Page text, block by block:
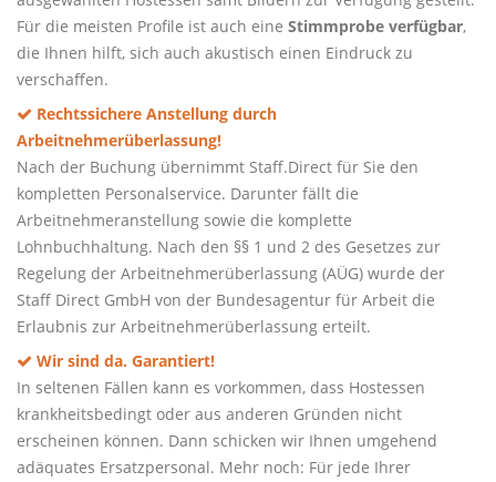
Für die meisten Profile ist auch eine Stimmprobe verfügbar,
die Ihnen hilft, sich auch akustisch einen Eindruck zu
verschaffen.
Rechtssichere Anstellung durch
Arbeitnehmerüberlassung!
Nach der Buchung übernimmt Staff.Direct für Sie den
kompletten Personalservice. Darunter fällt die
Arbeitnehmeranstellung sowie die komplette
Lohnbuchhaltung. Nach den §§ 1 und 2 des Gesetzes zur
Regelung der Arbeitnehmerüberlassung (AÜG) wurde der
Staff Direct GmbH von der Bundesagentur für Arbeit die
Erlaubnis zur Arbeitnehmerüberlassung erteilt.
Wir sind da. Garantiert!
In seltenen Fällen kann es vorkommen, dass Hostessen
krankheitsbedingt oder aus anderen Gründen nicht
erscheinen können. Dann schicken wir Ihnen umgehend
adäquates Ersatzpersonal. Mehr noch: Für jede Ihrer